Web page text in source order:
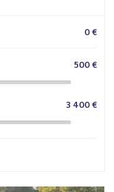
0 €
500 €
3 400 €